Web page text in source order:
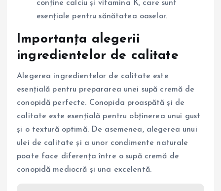
conține calciu și vitamina K, care sunt
esențiale pentru sănătatea oaselor.
Importanța alegerii
ingredientelor de calitate
Alegerea ingredientelor de calitate este
esențială pentru prepararea unei supă cremă de
conopidă perfecte. Conopida proaspătă și de
calitate este esențială pentru obținerea unui gust
și o textură optimă. De asemenea, alegerea unui
ulei de calitate și a unor condimente naturale
poate face diferența între o supă cremă de
conopidă mediocră și una excelentă.